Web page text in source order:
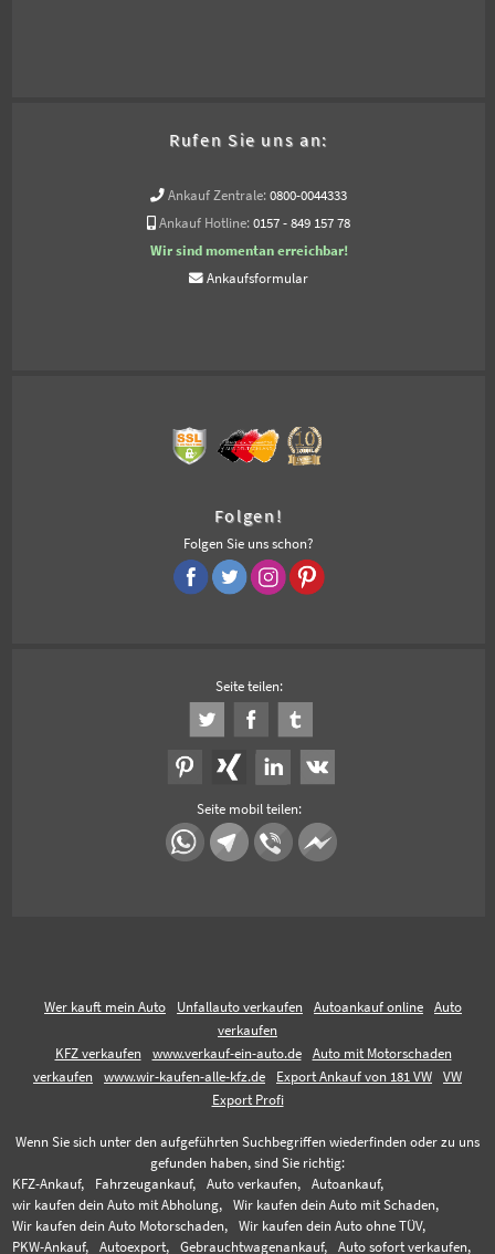
Rufen Sie uns an:
Ankauf Zentrale: 0800-0044333
Ankauf Hotline: 0157 - 849 157 78
Wir sind momentan erreichbar!
Ankaufsformular
Folgen!
Folgen Sie uns schon?
Seite teilen:
Seite mobil teilen:
Wer kauft mein Auto Unfallauto verkaufen Autoankauf online
Auto
verkaufen
KFZ verkaufen
www.verkauf-ein-auto.de
Auto mit Motorschaden
verkaufen
www.wir-kaufen-alle-kfz.de Export Ankauf von 181 VW
VW
Export Profi
Wenn Sie sich unter den aufgeführten Suchbegriffen wiederfinden oder zu uns
gefunden haben, sind Sie richtig:
KFZ-Ankauf,
Fahrzeugankauf, Auto verkaufen,
Autoankauf,
wir kaufen dein Auto mit Abholung,
Wir kaufen dein Auto mit Schaden,
Wir kaufen dein Auto Motorschaden,
Wir kaufen dein Auto ohne TÜV,
PKW-Ankauf,
Autoexport, Gebrauchtwagenankauf, Auto sofort verkaufen,